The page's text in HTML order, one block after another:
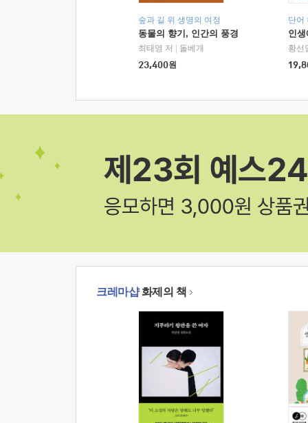
숲과 길 위 생명의 여정
동물의 향기, 인간의 풍경
최태영 저
돌베개
23,400원
단어
인
황선
크레마샵화제의 책